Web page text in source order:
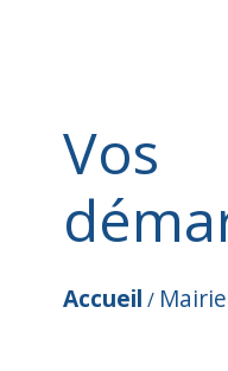
Vos
Accueil / Mairie